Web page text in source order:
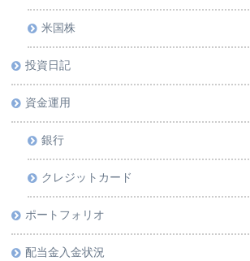
米国株
投資日記
資金運用
銀行
クレジットカード
ポートフォリオ
配当金入金状況